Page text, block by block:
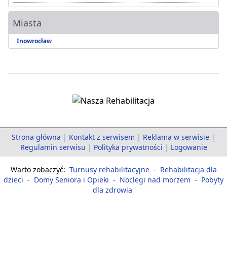
Miasta
Inowrocław
Strona główna | Kontakt z serwisem | Reklama w serwisie |
Regulamin serwisu | Polityka prywatności | Logowanie
Warto zobaczyć: Turnusy rehabilitacyjne - Rehabilitacja dla
dzieci - Domy Seniora i Opieki - Noclegi nad morzem - Pobyty
dla zdrowia